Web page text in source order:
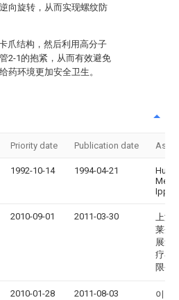
向旋转，从而实现螺纹防
爪结构，然后利用高分子
2-1的抱紧，从而有效避免
药环境更加安全卫生。
Priority date Publication date
1992-10-14 1994-04-21
Med
2010-09-01 2011-03-30
上海
莱企
展集
疗器
限公
2010-01-28 2011-08-03 이근